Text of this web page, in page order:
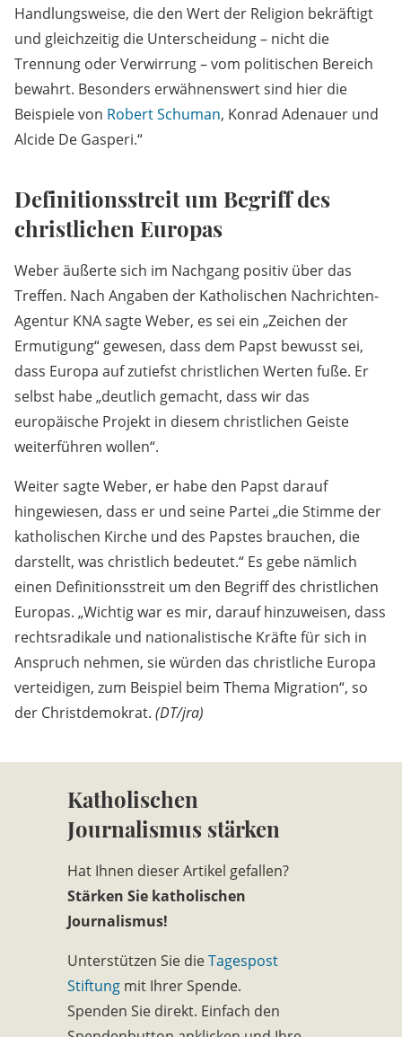
Handlungsweise, die den Wert der Religion bekräftigt
und gleichzeitig die Unterscheidung – nicht die
Trennung oder Verwirrung – vom politischen Bereich
bewahrt. Besonders erwähnenswert sind hier die
Beispiele von Robert Schuman, Konrad Adenauer und
Alcide De Gasperi.“
Definitionsstreit um Begriff des
christlichen Europas
Weber äußerte sich im Nachgang positiv über das
Treffen. Nach Angaben der Katholischen Nachrichten-
Agentur KNA sagte Weber, es sei ein „Zeichen der
Ermutigung“ gewesen, dass dem Papst bewusst sei,
dass Europa auf zutiefst christlichen Werten fuße. Er
selbst habe „deutlich gemacht, dass wir das
europäische Projekt in diesem christlichen Geiste
weiterführen wollen“.
Weiter sagte Weber, er habe den Papst darauf
hingewiesen, dass er und seine Partei „die Stimme der
katholischen Kirche und des Papstes brauchen, die
darstellt, was christlich bedeutet.“ Es gebe nämlich
einen Definitionsstreit um den Begriff des christlichen
Europas. „Wichtig war es mir, darauf hinzuweisen, dass
rechtsradikale und nationalistische Kräfte für sich in
Anspruch nehmen, sie würden das christliche Europa
verteidigen, zum Beispiel beim Thema Migration“, so
der Christdemokrat. (DT/jra)
Katholischen
Journalismus stärken
Hat Ihnen dieser Artikel gefallen?
Stärken Sie katholischen
Journalismus!
Unterstützen Sie dieTagespost
Stiftung mit Ihrer Spende.
Spenden Sie direkt. Einfach den